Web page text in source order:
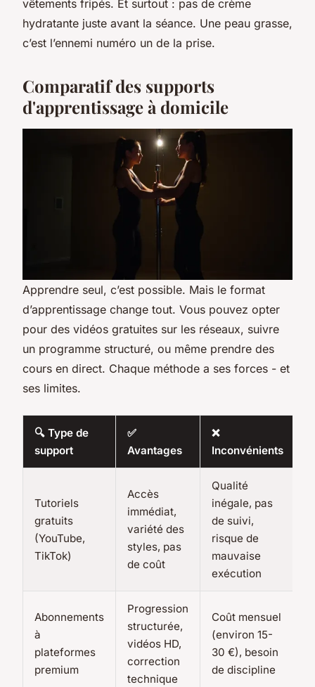
vêtements fripés. Et surtout : pas de crème
hydratante juste avant la séance. Une peau grasse,
c’est l’ennemi numéro un de la prise.
Comparatif des supports
d'apprentissage à domicile
Apprendre seul, c’est possible. Mais le format
d’apprentissage change tout. Vous pouvez opter
pour des vidéos gratuites sur les réseaux, suivre
un programme structuré, ou même prendre des
cours en direct. Chaque méthode a ses forces - et
ses limites.
🔍 Type de
support
✅
Avantages
❌
Inconvénients
Tutoriels
gratuits
(YouTube,
TikTok)
Accès
immédiat,
variété des
styles, pas
de coût
Qualité
inégale, pas
de suivi,
risque de
mauvaise
exécution
Abonnements
à
plateformes
premium
Progression
structurée,
vidéos HD,
correction
technique
Coût mensuel
(environ 15-
30 €), besoin
de discipline